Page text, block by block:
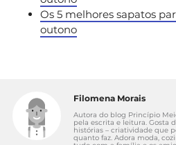
Os 5 melhores sapatos
outono
Filomena Morais
Autora do blog Princípio
pela escrita e leitura. Gosta
histórias – criatividade que
quanto faz. Adora moda,